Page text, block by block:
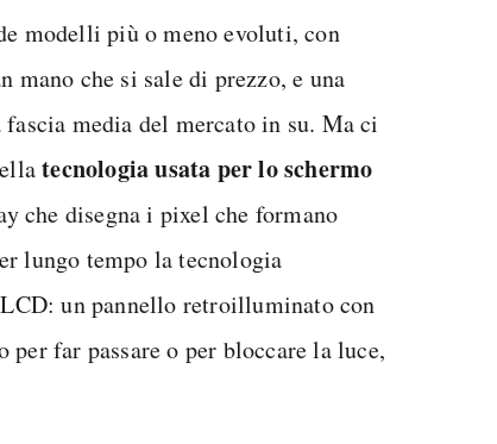
modelli più o meno evoluti, con
che si sale di prezzo, e una
media del mercato in su. Ma ci
tecnologia usata per lo schermo
che disegna i pixel che formano
lungo tempo la tecnologia
un pannello retroilluminato con
far passare o per bloccare la luce,